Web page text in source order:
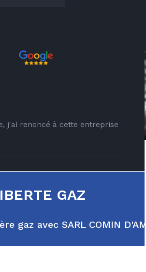
GAZ
gaz avec SARL COMIN
j'ai renoncé à cette entreprise